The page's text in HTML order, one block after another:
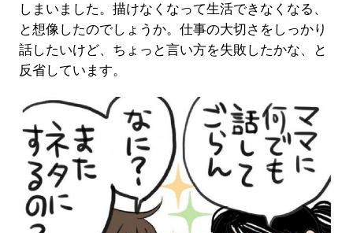
しまいました。描けなくなって生活できなくなる、
と想像したのでしょうか。仕事の大切さをしっかり
話したいけど、ちょっと言い方を失敗したかな、と
反省しています。